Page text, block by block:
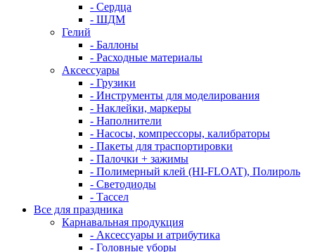
- Сердца
- ШДМ
Гелий
- Баллоны
- Расходные материалы
Аксессуары
- Грузики
- Инструменты для моделирования
- Наклейки, маркеры
- Наполнители
- Насосы, компрессоры, калибраторы
- Пакеты для траспортировки
- Палочки + зажимы
- Полимерный клей (HI-FLOAT), Полироль
- Светодиоды
- Тассел
Все для праздника
Карнавальная продукция
- Аксессуары и атрибутика
- Головные уборы